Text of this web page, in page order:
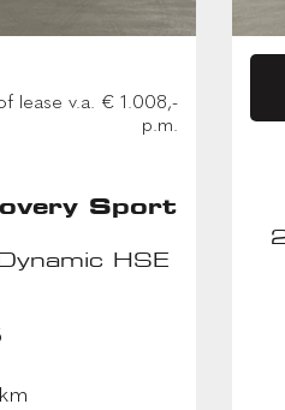
lease v.a. € 1.008,-
p.m.
Sport
HSE